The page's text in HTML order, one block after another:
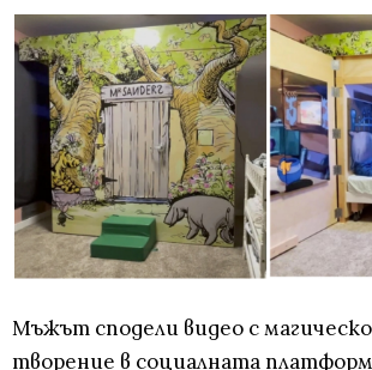
Мъжът сподели видео с
творение в социалната